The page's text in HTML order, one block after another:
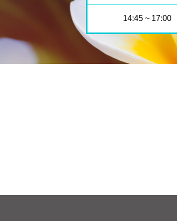
14:45 ~ 17:00